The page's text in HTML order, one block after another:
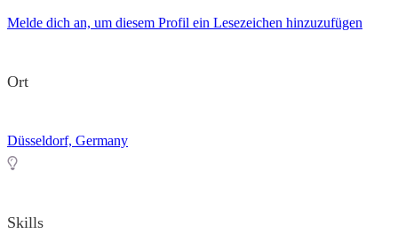
Melde dich an, um diesem Profil ein Lesezeichen hinzuzufügen
Ort
Düsseldorf, Germany
Skills